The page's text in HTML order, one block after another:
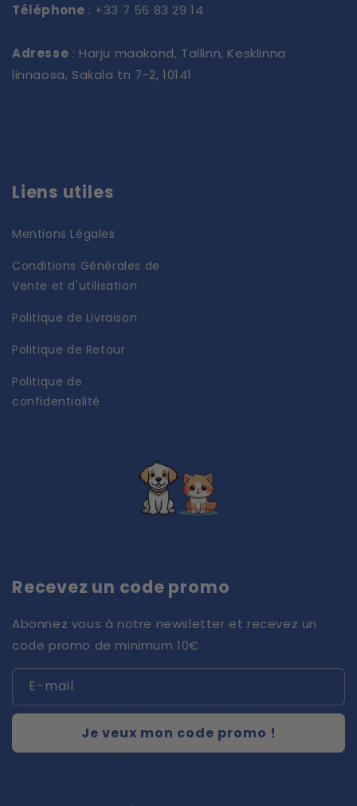
Téléphone : +33 7 56 83 29 14
Adresse : Harju maakond, Tallinn, Kesklinna
linnaosa, Sakala tn 7-2, 10141
Liens utiles
Mentions Légales
Conditions Générales de
Vente et d'utilisation
Politique de Livraison
Politique de Retour
Politique de
confidentialité
Recevez un code promo
Abonnez vous à notre newsletter et recevez un
code promo de minimum 10€
E-mail
Je veux mon code promo !